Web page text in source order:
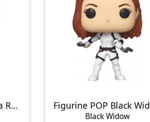
Figurine POP Natasha Romanoff
Black Widow